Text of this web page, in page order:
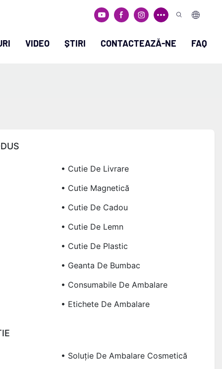
VIDEO ȘTIRI CONTACTEAZĂ-NE FAQ
• Cutie De Livrare
• Cutie Magnetică
• Cutie De Cadou
• Cutie De Lemn
• Cutie De Plastic
• Geanta De Bumbac
• Consumabile De Ambalare
• Etichete De Ambalare
• Soluție De Ambalare Cosmetică